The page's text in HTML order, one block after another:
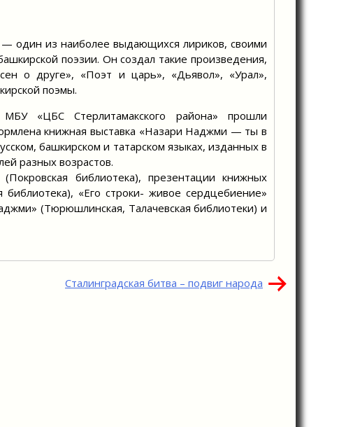
один из наиболее выдающихся лириков, своими
поэзии. Он создал такие произведения,
о друге», «Поэт и царь», «Дьявол», «Урал»,
поэмы.
«ЦБС Стерлитамакского района» прошли
книжная выставка «Назари Наджми — ты в
башкирском и татарском языках, изданных в
разных возрастов.
библиотека), презентации книжных
«Его строки- живое сердцебиение»
(Тюрюшлинская, Талачевская библиотеки) и
Сталинградская битва – подвиг народа